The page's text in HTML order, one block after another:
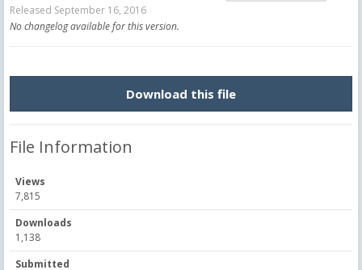
Released September 16, 2016
No changelog available for this version.
Download this file
File Information
Views
7,815
Downloads
1,138
Submitted